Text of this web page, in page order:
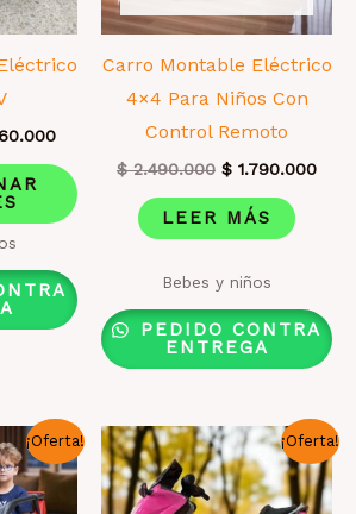
producto
El
actual
es:
$ 860.000.
producto
variantes.
Las
opciones
pueden
elegir
Carro Montable Eléctrico
4×4 Para Niños Con
Control Remoto
$2.490.000 El
original
$ 1.790.000El
LEER MÁS
Valorado
1.00
de
5
Bebes y niños
PEDIDO CONTRA
ENTREGA
¡Oferta! ¡Oferta!